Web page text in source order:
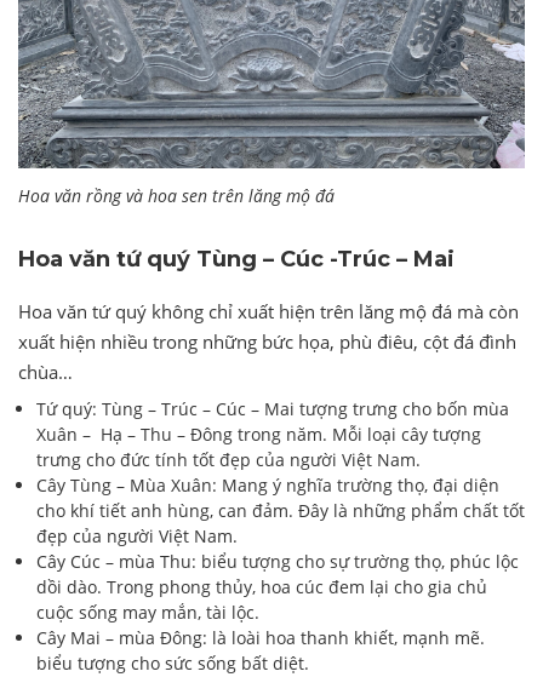
Hoa văn rồng và hoa sen trên lăng mộ đá
Hoa văn tứ quý Tùng – Cúc -Trúc – Mai
Hoa văn tứ quý không chỉ xuất hiện trên lăng mộ đá mà còn
xuất hiện nhiều trong những bức họa, phù điêu, cột đá đình
chùa…
Tứ quý: Tùng – Trúc – Cúc – Mai tượng trưng cho bốn mùa
Xuân – Hạ – Thu – Đông trong năm. Mỗi loại cây tượng
trưng cho đức tính tốt đẹp của người Việt Nam.
Cây Tùng – Mùa Xuân: Mang ý nghĩa trường thọ, đại diện
cho khí tiết anh hùng, can đảm. Đây là những phẩm chất tốt
đẹp của người Việt Nam.
Cây Cúc – mùa Thu: biểu tượng cho sự trường thọ, phúc lộc
dồi dào. Trong phong thủy, hoa cúc đem lại cho gia chủ
cuộc sống may mắn, tài lộc.
Cây Mai – mùa Đông: là loài hoa thanh khiết, mạnh mẽ.
biểu tượng cho sức sống bất diệt.